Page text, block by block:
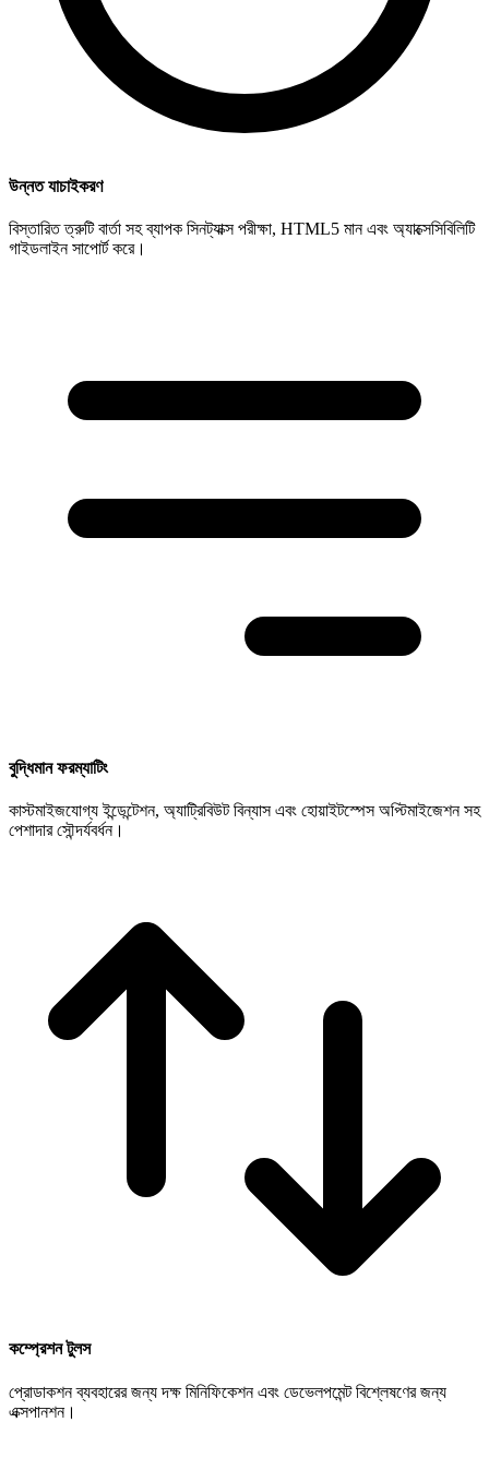
উন্নত যাচাইকরণ
বিস্তারিত ত্রুটি বার্তা সহ ব্যাপক সিনট্যাক্স পরীক্ষা, HTML5 মান এবং অ্যাক্সেসিবিলিটি
গাইডলাইন সাপোর্ট করে।
বুদ্ধিমান ফরম্যাটিং
কাস্টমাইজযোগ্য ইন্ডেন্টেশন, অ্যাট্রিবিউট বিন্যাস এবং হোয়াইটস্পেস অপ্টিমাইজেশন সহ
পেশাদার সৌন্দর্যবর্ধন।
কম্প্রেশন টুলস
প্রোডাকশন ব্যবহারের জন্য দক্ষ মিনিফিকেশন এবং ডেভেলপমেন্ট বিশ্লেষণের জন্য
এক্সপানশন।